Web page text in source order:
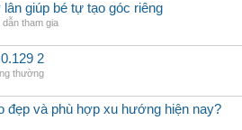
lân giúp bé tự tạo góc riêng
tham gia
2
thường
đẹp và phù hợp xu hướng hiện nay?